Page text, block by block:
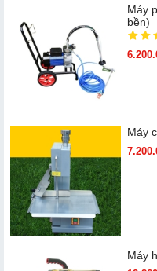
Máy
bền)
Máy
Máy